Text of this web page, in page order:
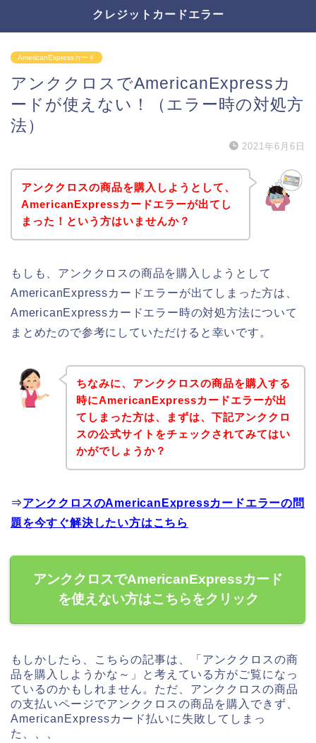
クレジットカードエラー
AmericanExpressカード
アンククロスでAmericanExpressカ
ードが使えない！（エラー時の対処方
法）
2021年6月6日
アンククロスの商品を購入しようとして、
AmericanExpressカードエラーが出てし
まった！という方はいませんか？
もしも、アンククロスの商品を購入しようとして
AmericanExpressカードエラーが出てしまった方は、
AmericanExpressカードエラー時の対処方法について
まとめたので参考にしていただけると幸いです。
ちなみに、アンククロスの商品を購入する
時にAmericanExpressカードエラーが出
てしまった方は、まずは、下記アンククロ
スの公式サイトをチェックされてみてはい
かがでしょうか？
⇒アンククロスのAmericanExpressカードエラーの問
題を今すぐ解決したい方はこちら
アンククロスでAmericanExpressカード
を使えない方はこちらをクリック
もしかしたら、こちらの記事は、「アンククロスの商
品を購入しようかな～」と考えている方がご覧になっ
ているのかもしれません。ただ、アンククロスの商品
の支払いページでアンククロスの商品を購入できず、
AmericanExpressカード払いに失敗してしまっ
た、、、